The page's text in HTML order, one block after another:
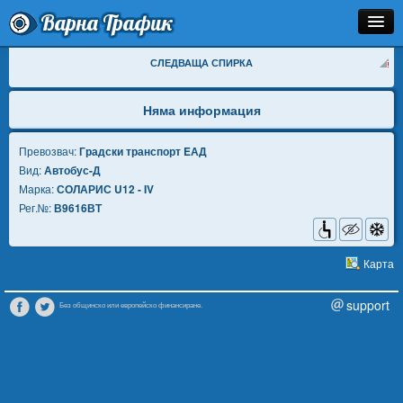
Варна Трафик
Разписание
Как Да Стигна?
Инфо
СЛЕДВАЩА СПИРКА
Няма информация
Превозвач:Градски транспорт EАД
Вид:Автобус-Д
Марка:СОЛАРИС U12 - IV
Рег.№:В9616ВТ
Карта
Без общинско или европейско финансиране. support